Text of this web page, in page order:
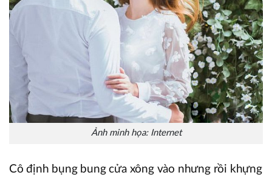
Ảnh minh họa: Internet
Cô định bụng bung cửa xông vào nhưng rồi khựng